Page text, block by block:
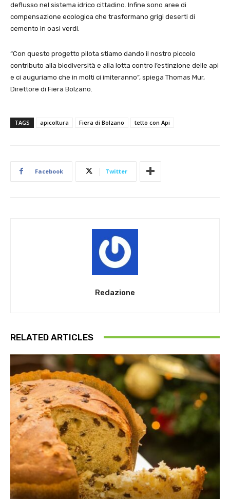
deflusso nel sistema idrico cittadino. Infine sono aree di
compensazione ecologica che trasformano grigi deserti di
cemento in oasi verdi.
“Con questo progetto pilota stiamo dando il nostro piccolo
contributo alla biodiversità e alla lotta contro l’estinzione delle api
e ci auguriamo che in molti ci imiteranno”, spiega Thomas Mur,
Direttore di Fiera Bolzano.
TAGS apicoltura Fiera di Bolzano tetto con Api
Facebook Twitter
Redazione
RELATED ARTICLES